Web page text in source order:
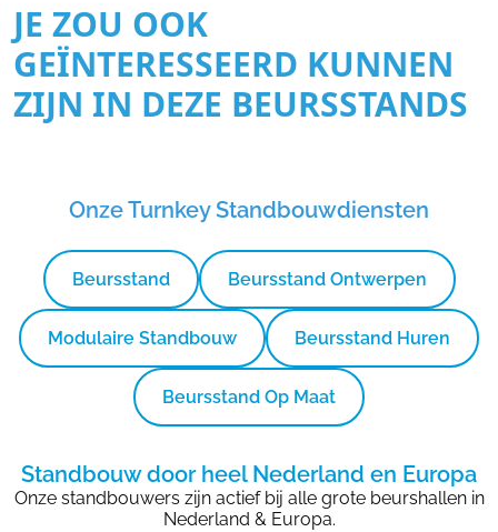
JE ZOU OOK
GEÏNTERESSEERD KUNNEN
ZIJN IN DEZE BEURSSTANDS
Onze Turnkey Standbouwdiensten
Beursstand Beursstand Ontwerpen
Modulaire Standbouw Beursstand Huren
Beursstand Op Maat
Standbouw door heel Nederland en Europa
Onze standbouwers zijn actief bij alle grote beurshallen in
Nederland & Europa.